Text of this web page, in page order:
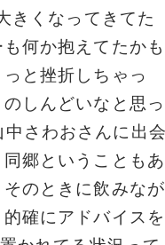
きくなってきてた
何か抱えてたかも
と挫折しちゃっ
しんどいなと思っ
さわおさんに出
郷ということもあ
のときに飲みなが
確にアドバイスを